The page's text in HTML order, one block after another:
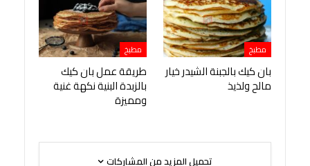
مطبخ
بان كيك بالجبنة الشيدر خيار
مالح ولذيذ
مطبخ
طريقة عمل بان كيك
بالزبدة البنية نكهة غنية
ومميزة
تحميل المزيد من المشاركات